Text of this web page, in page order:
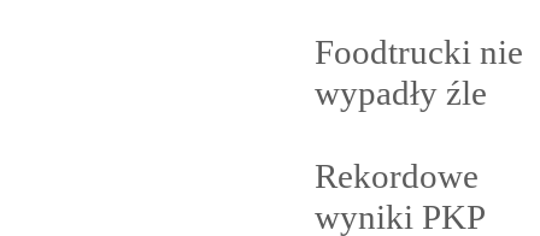
Foodtrucki nie
wypadły źle
Rekordowe
wyniki PKP